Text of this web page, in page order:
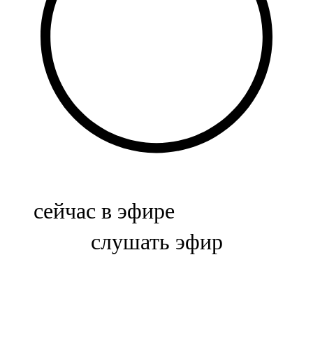
Балык бистәсе
104,9 FM
Баулы
107,5 FM
Биләр
Болгар
сейчас в эфире
слушать эфир